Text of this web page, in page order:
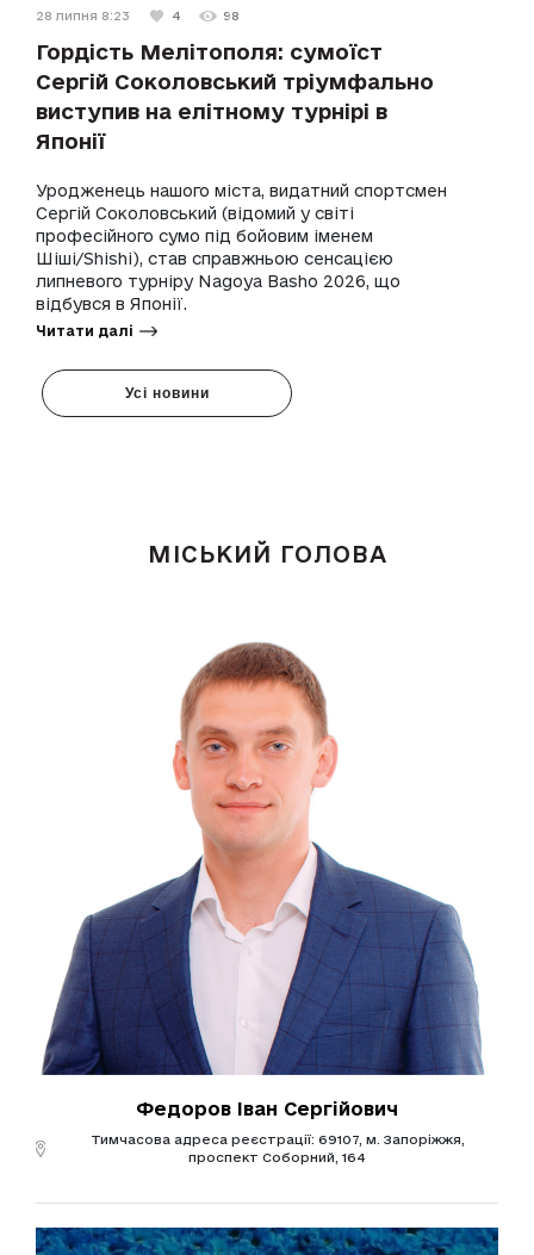
28 липня 8:23 4 98
Гордість Мелітополя: сумоїст
Сергій Соколовський тріумфально
виступив на елітному турнірі в
Японії
Уродженець нашого міста, видатний спортсмен
Сергій Соколовський (відомий у світі
професійного сумо під бойовим іменем
Шіші/Shishi), став справжньою сенсацією
липневого турніру Nagoya Basho 2026, що
відбувся в Японії.
Читати далі
Усі новини
МІСЬКИЙ ГОЛОВА
Федоров Іван Сергійович
Тимчасова адреса реєстрації: 69107, м. Запоріжжя,
проспект Соборний, 164